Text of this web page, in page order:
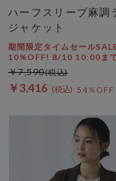
ハーフスリーブ麻調
ジャケット
期間限定タイムセール
10%OFF! 8/10 10:00ま
￥3,416 54％OFF
￥7,590